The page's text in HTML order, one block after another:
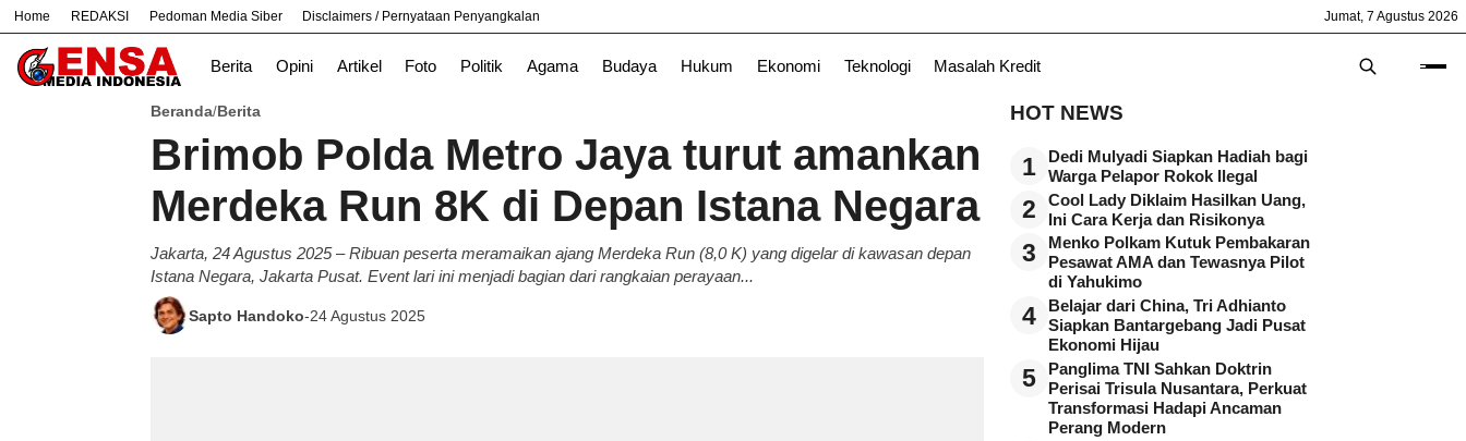
Home REDAKSI Pedoman Media Siber Disclaimers / Pernyataan Penyangkalan Jumat, 7 Agustus 2026
Berita Opini Artikel Foto Politik Agama Budaya Hukum Ekonomi Teknologi Masalah Kredit
# Bekasi Cara Ekonomi Informasi Nasional News Surabaya TNI
Beranda/Berita
Brimob Polda Metro Jaya turut amankan
Merdeka Run 8K di Depan Istana Negara
Jakarta, 24 Agustus 2025 – Ribuan peserta meramaikan ajang Merdeka Run (8,0 K) yang digelar di kawasan depan
Istana Negara, Jakarta Pusat. Event lari ini menjadi bagian dari rangkaian perayaan...
Sapto Handoko-24 Agustus 2025
HOT NEWS
1
Dedi Mulyadi Siapkan Hadiah bagi
Warga Pelapor Rokok Ilegal
2
Cool Lady Diklaim Hasilkan Uang,
Ini Cara Kerja dan Risikonya
3
Menko Polkam Kutuk Pembakaran
Pesawat AMA dan Tewasnya Pilot
di Yahukimo
4
Belajar dari China, Tri Adhianto
Siapkan Bantargebang Jadi Pusat
Ekonomi Hijau
5
Panglima TNI Sahkan Doktrin
Perisai Trisula Nusantara, Perkuat
Transformasi Hadapi Ancaman
Perang Modern